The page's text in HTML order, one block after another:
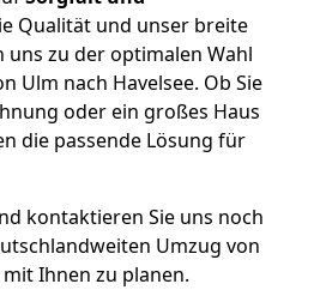
Qualität und unser breite
uns zu der optimalen Wahl
Ulm nach Havelsee. Ob Sie
oder ein großes Haus
die passende Lösung für
kontaktieren Sie uns noch
Umzug von
Ihnen zu planen.